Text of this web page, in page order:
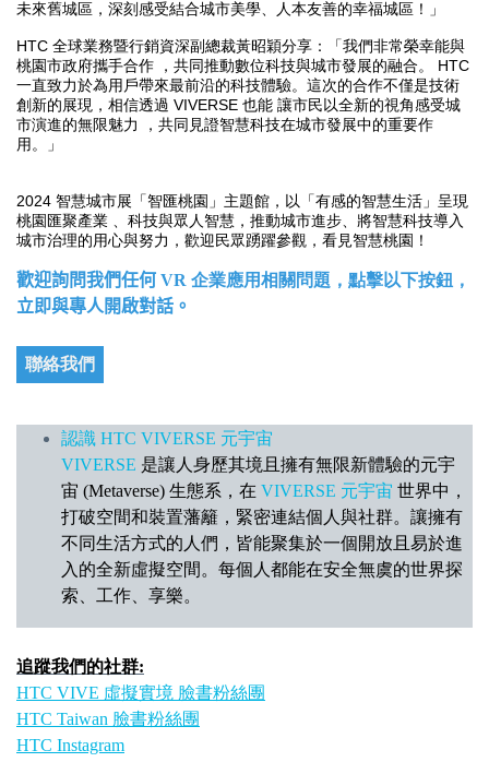
未來舊城區，深刻感受結合城市美學、人本友善的幸福城區！」
HTC 全球業務暨行銷資深副總裁黃昭穎分享：「我們非常榮幸能與
桃園市政府攜手合作
，共同推動數位科技與城市發展的融合。 HTC
一直致力於為用戶帶來最前沿的科技體驗。這次的合作不僅是技術
創新的展現，相信透過 VIVERSE 也能 讓市民以全新的視角感受城
市演進的無限魅力
，共同見證智慧科技在城市發展中的重要作
用。」
2024 智慧城市展「智匯桃園」主題館，以「有感的智慧生活」呈現
桃園匯聚產業 、科技與眾人智慧，推動城市進步、將智慧科技導入
城市治理的用心與努力，歡迎民眾踴躍參觀，看見智慧桃園！
歡迎詢問我們任何 VR 企業應用相關問題，點擊以下按鈕，
立即與專人開啟對話。
聯絡我們
認識 HTC VIVERSE 元宇宙
VIVERSE 是讓人身歷其境且擁有無限新體驗的元宇
宙 (Metaverse) 生態系，在 VIVERSE 元宇宙 世界中，
打破空間和裝置藩籬，緊密連結個人與社群。讓擁有
不同生活方式的人們，皆能聚集於一個開放且易於進
入的全新虛擬空間。每個人都能在安全無虞的世界探
索、工作、享樂。
追蹤我們的社群:
HTC VIVE 虛擬實境 臉書粉絲團
HTC Taiwan 臉書粉絲團
HTC Instagram